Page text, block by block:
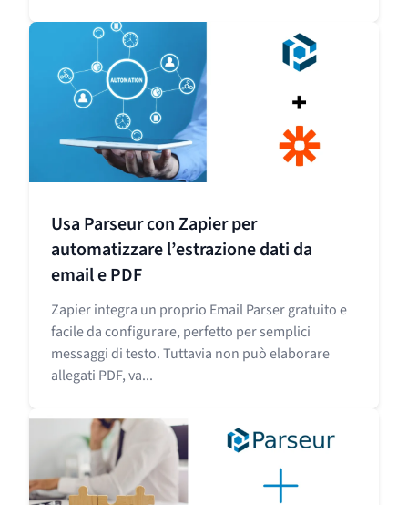
Usa Parseur con Zapier per
automatizzare l’estrazione dati da
email e PDF
Zapier integra un proprio Email Parser gratuito e
facile da configurare, perfetto per semplici
messaggi di testo. Tuttavia non può elaborare
allegati PDF, va...